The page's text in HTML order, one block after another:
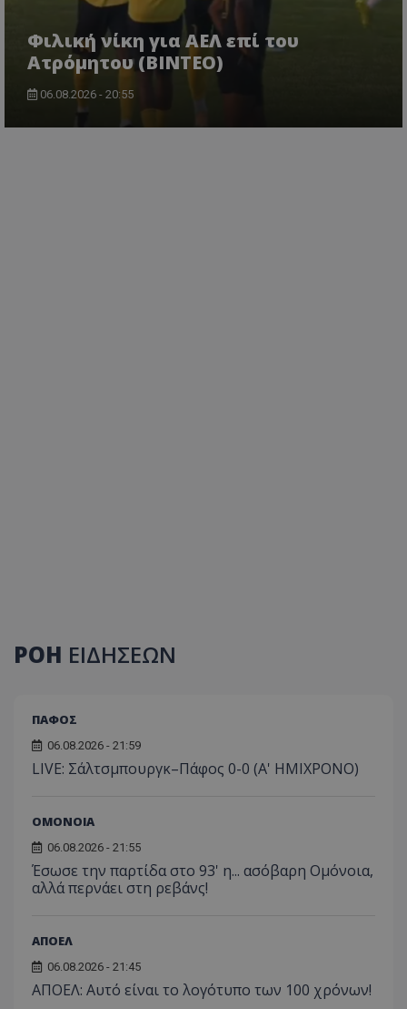
Φιλική νίκη για ΑΕΛ επί του
Ατρόμητου (BINTEO)
06.08.2026 - 20:55
ΡΟΗ ΕΙΔΗΣΕΩΝ
ΠΑΦΟΣ
06.08.2026 - 21:59
LIVE: Σάλτσμπουργκ–Πάφος 0-0 (Α' ΗΜΙΧΡΟΝΟ)
ΟΜΟΝΟΙΑ
06.08.2026 - 21:55
Έσωσε την παρτίδα στο 93' η... ασόβαρη Ομόνοια,
αλλά περνάει στη ρεβάνς!
ΑΠΟΕΛ
06.08.2026 - 21:45
ΑΠΟΕΛ: Αυτό είναι το λογότυπο των 100 χρόνων!